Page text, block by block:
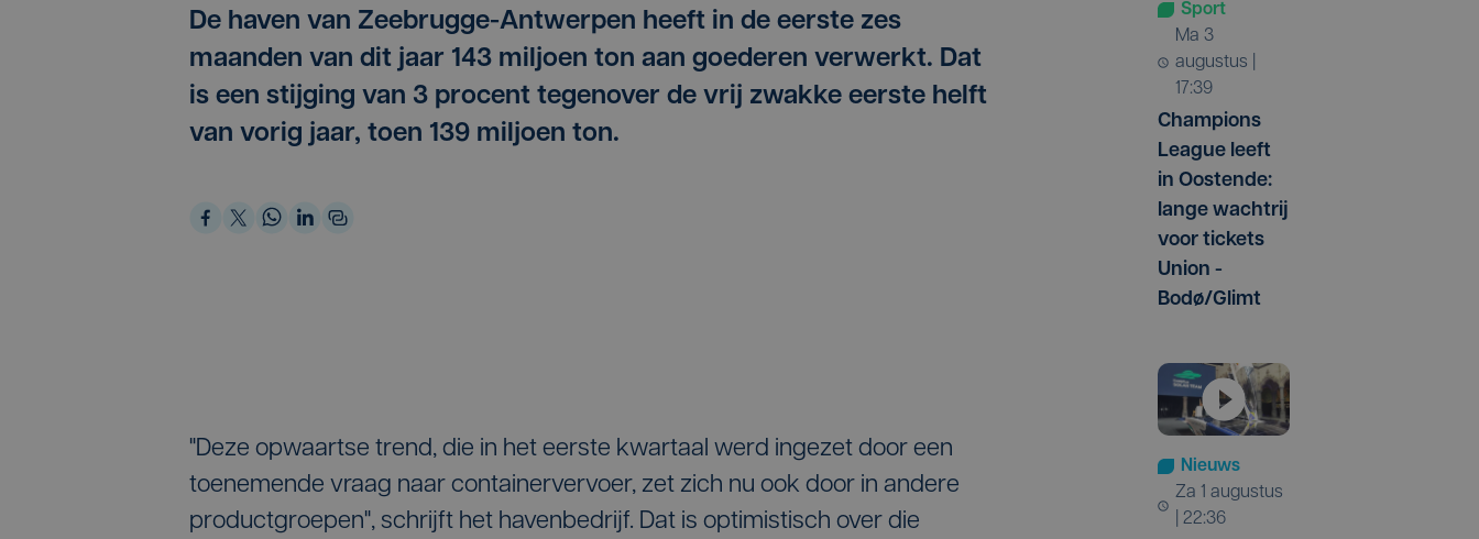
De haven van Zeebrugge-Antwerpen heeft in de eerste zes
maanden van dit jaar 143 miljoen ton aan goederen verwerkt. Dat
is een stijging van 3 procent tegenover de vrij zwakke eerste helft
van vorig jaar, toen 139 miljoen ton.
"Deze opwaartse trend, die in het eerste kwartaal werd ingezet door een
toenemende vraag naar containervervoer, zet zich nu ook door in andere
productgroepen", schrijft het havenbedrijf. Dat is optimistisch over die
Sport
ma 3
augustus |
17:39
Champions
League leeft
in Oostende:
lange wachtrij
voor tickets
Union -
Bodø/Glimt
Nieuws
za 1 augustus
| 22:36